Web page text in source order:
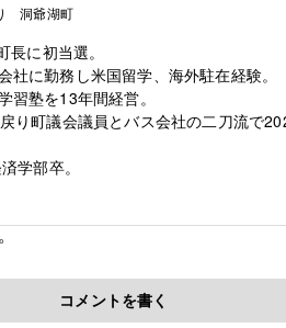
洞爺湖町
に初当選。
社に勤務し米国留学、海外駐在経験。
習塾を13年間経営。
り町議会議員とバス会社の二刀流で
学部卒。
コメントを書く